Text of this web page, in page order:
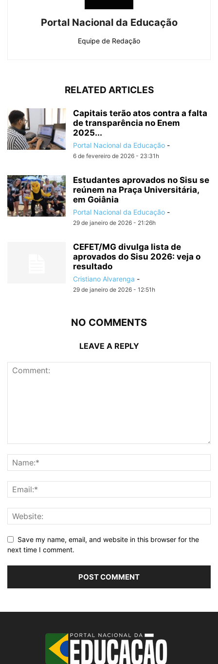
Portal Nacional da Educação
Equipe de Redação
RELATED ARTICLES
Capitais terão atos contra a falta
de transparência no Enem
2025...
Portal Nacional da Educação -
6 de fevereiro de 2026 - 23:31h
Estudantes aprovados no Sisu se
reúnem na Praça Universitária,
em Goiânia
Portal Nacional da Educação -
29 de janeiro de 2026 - 21:26h
CEFET/MG divulga lista de
aprovados do Sisu 2026: veja o
resultado
Cristiano Alvarenga -
29 de janeiro de 2026 - 12:51h
NO COMMENTS
LEAVE A REPLY
Save my name, email, and website in this browser for the
next time I comment.